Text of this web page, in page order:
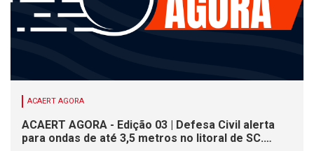
ACAERT AGORA
ACAERT AGORA - Edição 03 | Defesa Civil alerta
para ondas de até 3,5 metros no litoral de SC.